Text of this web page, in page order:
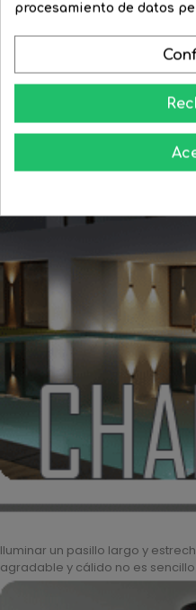
Aprende como darle a tu casa
Iluminar un pasillo largo y
agradable y cálido no es sencillo.
procesamiento de datos